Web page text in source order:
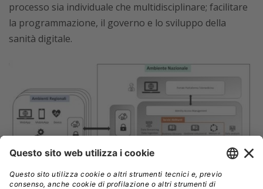
processo sia individuale che multidisciplinare; facilitare
la programmazione, il governo e lo sviluppo della
sanità digitale.